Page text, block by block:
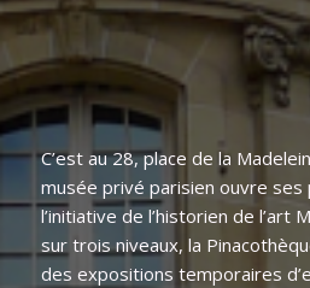
C’est au 28, place de la
musée privé parisien ouvre
l’initiative de l’historien de l’art
sur trois niveaux, la
des expositions temporaires